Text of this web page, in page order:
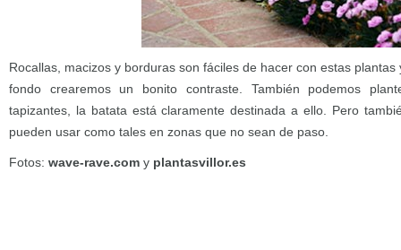
Rocallas, macizos y borduras son fáciles de hacer con estas
fondo crearemos un bonito contraste. También podemos
tapizantes, la batata está claramente destinada a ello. Pero
pueden usar como tales en zonas que no sean de paso.
Fotos: wave-rave.com y plantasvillor.es